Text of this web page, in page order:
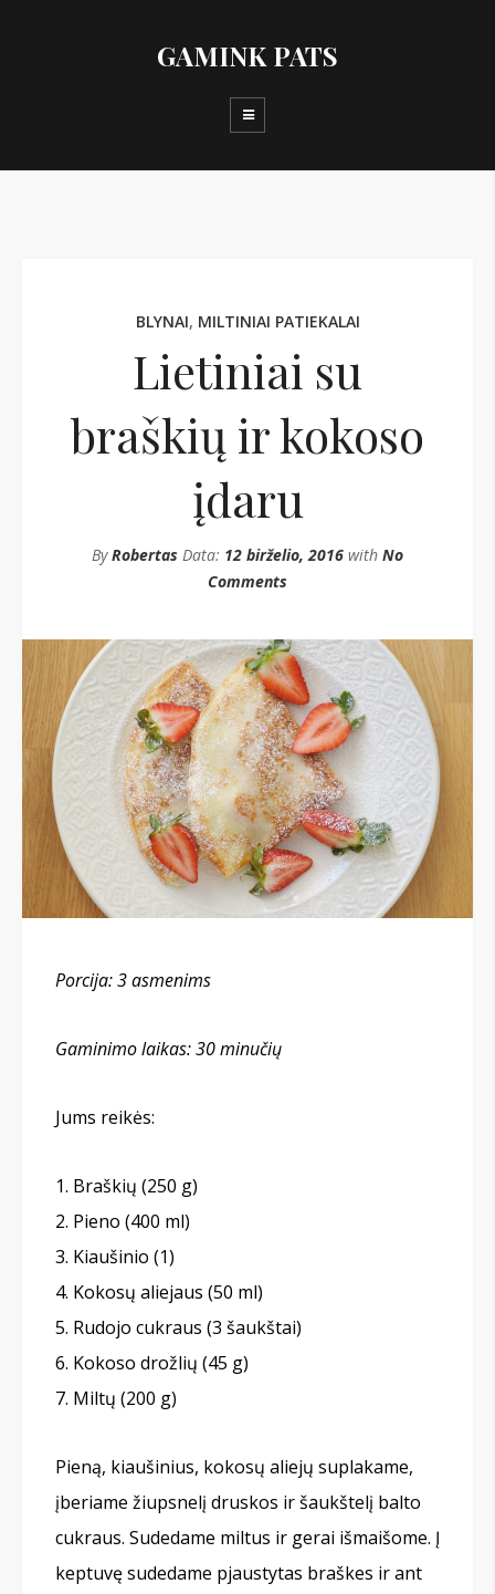
GAMINK PATS
BLYNAI, MILTINIAI PATIEKALAI
Lietiniai su
braškių ir kokoso
įdaru
ByRobertas Data: 12 birželio, 2016 with No
Comments
Porcija: 3 asmenims
Gaminimo laikas: 30 minučių
Jums reikės:
Braškių (250 g)
Pieno (400 ml)
Kiaušinio (1)
Kokosų aliejaus (50 ml)
Rudojo cukraus (3 šaukštai)
Kokoso drožlių (45 g)
Miltų (200 g)
Pieną, kiaušinius, kokosų aliejų suplakame,
įberiame žiupsnelį druskos ir šaukštelį balto
cukraus. Sudedame miltus ir gerai išmaišome. Į
keptuvę sudedame pjaustytas braškes ir ant